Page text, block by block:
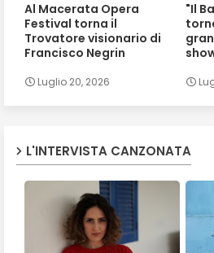
Al Macerata Opera
Festival torna il
Trovatore visionario di
Francisco Negrin
Luglio 20, 2026
"Il
L'INTERVISTA CANZONATA